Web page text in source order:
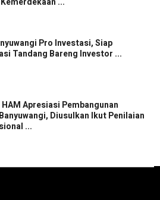
Pro Investasi, Siap
Tandang Bareng Investor ...
Apresiasi Pembangunan
Diusulkan Ikut Penilaian
...